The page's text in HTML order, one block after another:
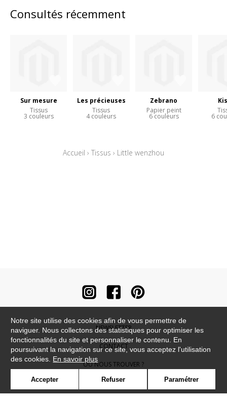
Consultés récemment
Sur mesure
Tissus
3 couleurs
Les précieuses
Tissus
4 couleurs
Zebrano
Papier peint
6 couleurs 6
Accueil › Tissus › Little wenzhou
NEWSLETTER
CONTACT
OÙ NOUS TROUVER ?
CONTRACT
Notre site utilise des cookies afin de vous permettre de
naviguer. Nous collectons des statistiques pour optimiser les
fonctionnalités du site et personnaliser le contenu. En
poursuivant la navigation sur ce site, vous acceptez l'utilisation
des cookies. En savoir plus
Accepter Refuser Paramétrer